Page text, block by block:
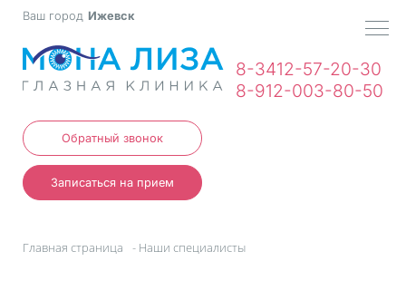
Ваш город Ижевск
8-3412-57-20-30
8-912-003-80-50
Обратный звонок
Записаться на прием
Главная страница - Наши специалисты